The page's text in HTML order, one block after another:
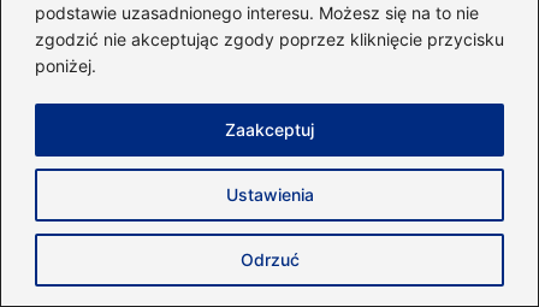
podstawie uzasadnionego interesu. Możesz się na to nie
zgodzić nie akceptując zgody poprzez kliknięcie przycisku
poniżej.
Ustawienia
Odrzuć
Zaakceptuj
Zapamiętaj moje dane w tej przeglądarce
podczas pisania kolejnych komentarzy.
Poczytaj więcej